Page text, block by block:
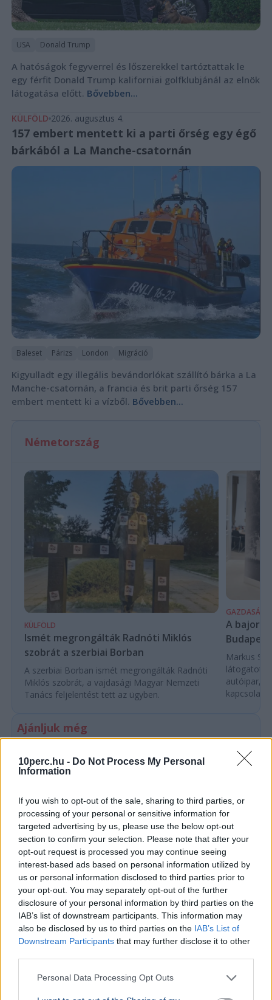
10perc.hu - Do Not Process My Personal
Information
If you wish to opt-out of the sale, sharing to third parties, or
processing of your personal or sensitive information for
targeted advertising by us, please use the below opt-out
section to confirm your selection. Please note that after your
opt-out request is processed you may continue seeing
interest-based ads based on personal information utilized by
us or personal information disclosed to third parties prior to
your opt-out. You may separately opt-out of the further
disclosure of your personal information by third parties on the
IAB’s list of downstream participants. This information may
also be disclosed by us to third parties on the IAB’s List of
Downstream Participants that may further disclose it to other
Personal Data Processing Opt Outs
USA Donald Trump
A hatóságok fegyverrel és lőszerekkel tartóztattak le
egy férfit Donald Trump kaliforniai golfklubjánál az elnök
látogatása előtt. Bővebben...
KÜLFÖLD 2026. augusztus 4.
157 embert mentett ki a parti őrség egy égő
bárkából a La Manche-csatornán
Baleset Párizs London Migráció
Kigyulladt egy illegális bevándorlókat szállító bárka a La
Manche-csatornán, a francia és brit parti őrség 157
embert mentett ki a vízből. Bővebben...
Németország
KÜLFÖLD
Ismét megrongálták Radnóti Miklós
szobrát a szerbiai Borban
A szerbiai Borban ismét megrongálták Radnóti
Miklós szobrát, a vajdasági Magyar Nemzeti
Tanács feljelentést tett az ügyben.
GAZDASÁG
A bajor
Markus
látogatott
autóipar,
Ajánljuk még
KÜLFÖLD 2026. augusztus 4.
Franciaországban is három reaktort